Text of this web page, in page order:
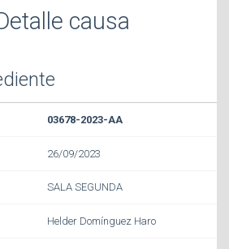
causa
03678-2023-AA
26/09/2023
SALA SEGUNDA
Helder Domínguez Haro